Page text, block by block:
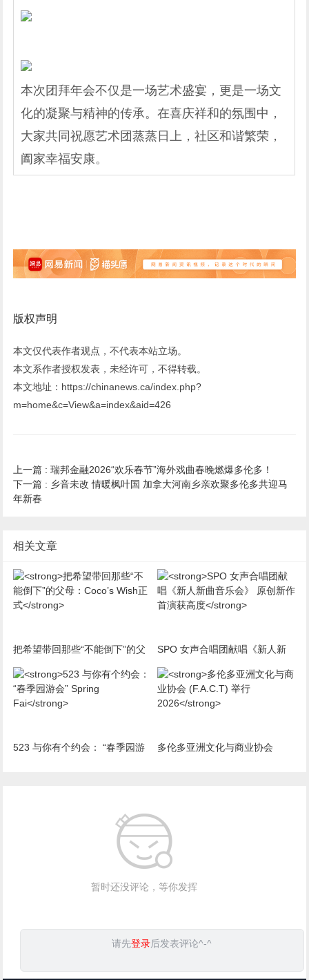
本次团拜年会不仅是一场艺术盛宴，更是一场文
化的凝聚与精神的传承。在喜庆祥和的氛围中，
大家共同祝愿艺术团蒸蒸日上，社区和谐繁荣，
阖家幸福安康。
版权声明
本文仅代表作者观点，不代表本站立场。
本文系作者授权发表，未经许可，不得转载。
本文地址：https://chinanews.ca/index.php?
m=home&c=View&a=index&aid=426
上一篇 : 瑞邦金融2026“欢乐春节”海外戏曲春晚燃爆多伦多！
下一篇 : 乡音未改 情暖枫叶国 加拿大河南乡亲欢聚多伦多共迎马
年新春
相关文章
把希望带回那些“不能倒下”的父
母：Coco’s Wish正式
SPO 女声合唱团献唱《新人新
曲音乐会》 原创新作首演获高度
523 与你有个约会： “春季园游
多伦多亚洲文化与商业协会
暂时还没评论，等你发挥
请先登录后发表评论^-^